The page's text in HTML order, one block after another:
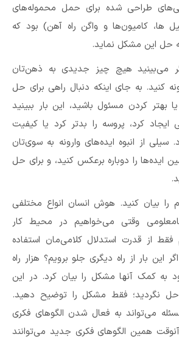
طراحی شده برای حمل محموله‌های
ها، کامیون‌ها و واگن راه آهن) بود که
حل این مشکل نماید.
می‌بینید هیچ چیز جدیدی به ذهن‌تان
کنید. به جای اینکه دنبال راهی برای حل
بهتر کردن مسئول باشید، این بار ببینید
کرد، پروسه را بدتر کرد یا کیفیت
از انبوه ایده‌های وارونه به سوی‌تان
ایده‌ها را دوباره برعکس کنید، و برای حل
بیان کنید. هوش انسان انواع مختلفی
وقتی می‌خواهیم در محیط کار
از قدرت استدلال کلامی‌مان استفاده
بار از راه دیگری جلو برویم؟ هزار راه
به کمک آنها مشکل را بیان کرد. در این
نگردید؛ فقط مشکل را توضیح دهید.
می‌تواند به فعال شدن الگوهای فکری
همین الگوهای فکری جدید می‌توانند